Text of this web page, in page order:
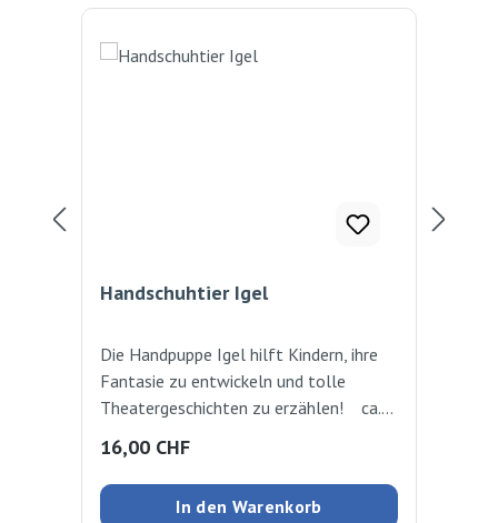
Handschuhtier Igel
Die Handpuppe Igel hilft Kindern, ihre
Fantasie zu entwickeln und tolle
Theatergeschichten zu erzählen! ca.
20cm
Regulärer Preis:
16,00 CHF
In den Warenkorb